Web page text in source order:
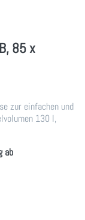
85 x
zur einfachen und
130 l,
ab